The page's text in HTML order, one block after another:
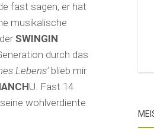
fast sagen, er hat
musikalische
SWINGIN
durch das
Lebens‘blieb mir
U. Fast 14
wohlverdiente